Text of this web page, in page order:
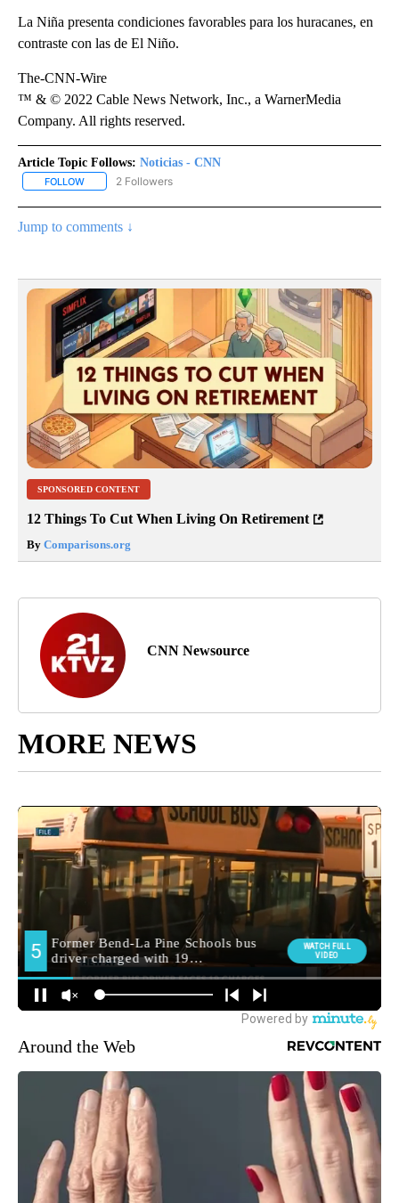
La Niña presenta condiciones favorables para los huracanes, en
contraste con las de El Niño.
The-CNN-Wire
™ & © 2022 Cable News Network, Inc., a WarnerMedia
Company. All rights reserved.
Article Topic Follows: Noticias - CNN
FOLLOW FOLLOW "NOTICIAS - CNN" TO RECEIVE NOTIFICATIONS ABOUT
2 Followers
Jump to comments ↓
SPONSORED CONTENT
12 Things To Cut When Living On Retirement
By Comparisons.org
CNN Newsource
MORE NEWS
Around the Web